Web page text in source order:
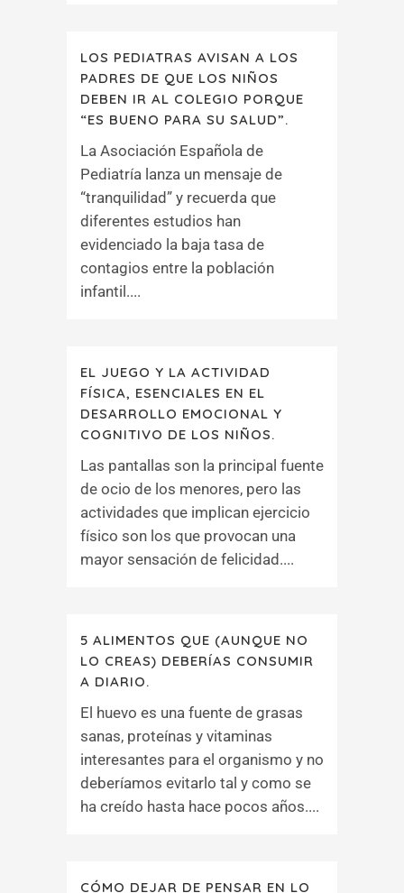
LOS PEDIATRAS AVISAN A LOS
PADRES DE QUE LOS NIÑOS
DEBEN IR AL COLEGIO PORQUE
“ES BUENO PARA SU SALUD”.
La Asociación Española de
Pediatría lanza un mensaje de
“tranquilidad” y recuerda que
diferentes estudios han
evidenciado la baja tasa de
contagios entre la población
infantil....
EL JUEGO Y LA ACTIVIDAD
FÍSICA, ESENCIALES EN EL
DESARROLLO EMOCIONAL Y
COGNITIVO DE LOS NIÑOS.
Las pantallas son la principal fuente
de ocio de los menores, pero las
actividades que implican ejercicio
físico son los que provocan una
mayor sensación de felicidad....
5 ALIMENTOS QUE (AUNQUE NO
LO CREAS) DEBERÍAS CONSUMIR
A DIARIO.
El huevo es una fuente de grasas
sanas, proteínas y vitaminas
interesantes para el organismo y no
deberíamos evitarlo tal y como se
ha creído hasta hace pocos años....
CÓMO DEJAR DE PENSAR EN LO